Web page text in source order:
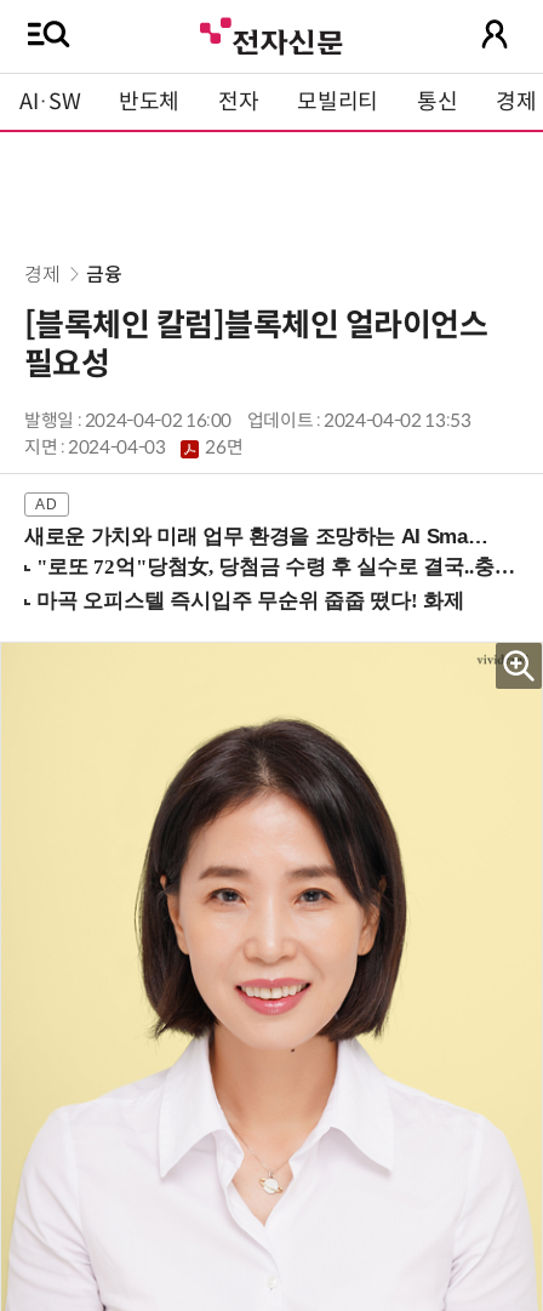
AI·SW 반도체 전자 모빌리티 통신 경제
경제 금융
[블록체인 칼럼]블록체인 얼라이언스
필요성
발행일 : 2024-04-02 16:00
업데이트 : 2024-04-02 13:53
지면 :2024-04-03 26면
새로운 가치와 미래 업무 환경을 조망하는 AI Smart Work Summit 2026 (9/11 코엑스)